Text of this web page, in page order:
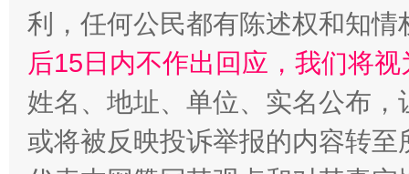
完善运行机制助力责任有效落实 一纸欠
利，任何公民都有陈述权和知情
后15日内不作出回应，我们将
姓名、地址、单位、实名公布
或将被反映投诉举报的内容转